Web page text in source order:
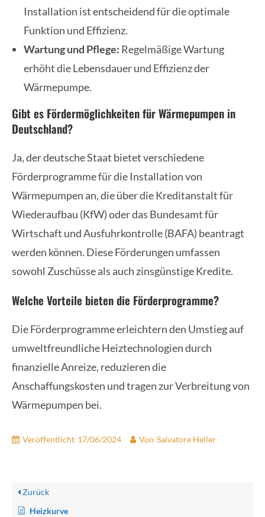
Installation ist entscheidend für die optimale
Funktion und Effizienz.
Wartung und Pflege: Regelmäßige Wartung
erhöht die Lebensdauer und Effizienz der
Wärmepumpe.
Gibt es Fördermöglichkeiten für Wärmepumpen in
Deutschland?
Ja, der deutsche Staat bietet verschiedene
Förderprogramme für die Installation von
Wärmepumpen an, die über die Kreditanstalt für
Wiederaufbau (KfW) oder das Bundesamt für
Wirtschaft und Ausfuhrkontrolle (BAFA) beantragt
werden können. Diese Förderungen umfassen
sowohl Zuschüsse als auch zinsgünstige Kredite.
Welche Vorteile bieten die Förderprogramme?
Die Förderprogramme erleichtern den Umstieg auf
umweltfreundliche Heiztechnologien durch
finanzielle Anreize, reduzieren die
Anschaffungskosten und tragen zur Verbreitung von
Wärmepumpen bei.
Veröffentlicht 17/06/2024 Von Salvatore Heller
Zurück
Heizkurve